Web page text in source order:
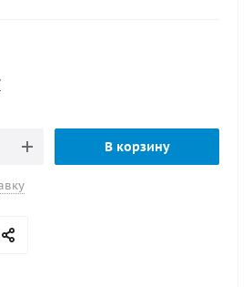
В корзину